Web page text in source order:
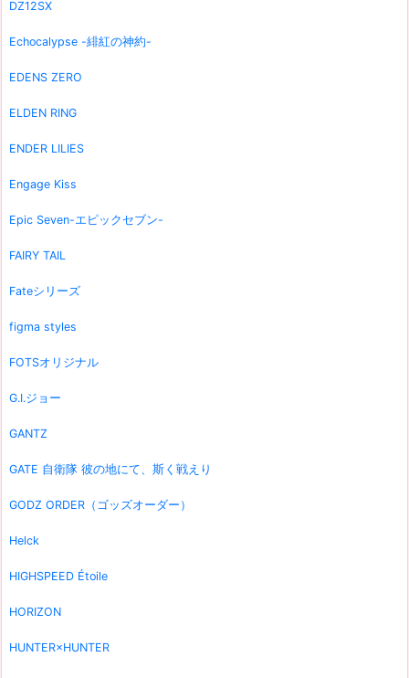
DZ12SX
Echocalypse -緋紅の神約-
EDENS ZERO
ELDEN RING
ENDER LILIES
Engage Kiss
Epic Seven-エピックセブン-
FAIRY TAIL
Fateシリーズ
figma styles
FOTSオリジナル
G.I.ジョー
GANTZ
GATE 自衛隊 彼の地にて、斯く戦えり
GODZ ORDER（ゴッズオーダー）
Helck
HIGHSPEED Étoile
HORIZON
HUNTER×HUNTER